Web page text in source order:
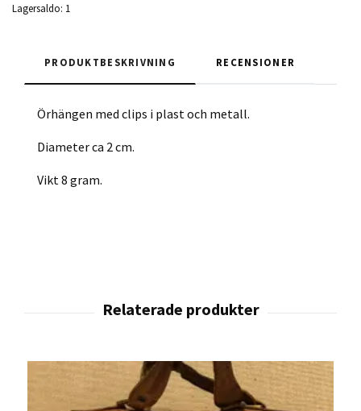
Lagersaldo: 1
PRODUKTBESKRIVNING RECENSIONER
Örhängen med clips i plast och metall.
Diameter ca 2 cm.
Vikt 8 gram.